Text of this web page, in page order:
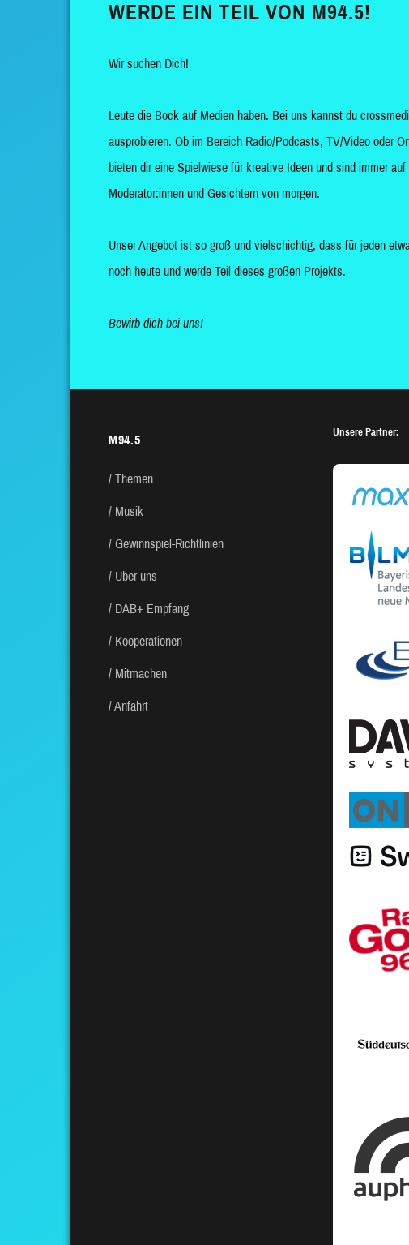
WERDE EIN TEIL VON M94.5!
Wir suchen Dich!
Leute die Bock auf Medien haben. Bei uns kannst du
ausprobieren. Ob im Bereich Radio/Podcasts, TV/Video oder
bieten dir eine Spielwiese für kreative Ideen und sind immer
Moderator:innen und Gesichtern von morgen.
Unser Angebot ist so groß und vielschichtig, dass für jeden
noch heute und werde Teil dieses großen Projekts.
Bewirb dich bei uns!
M94.5
Themen
Musik
Gewinnspiel-Richtlinien
Über uns
DAB+ Empfang
Kooperationen
Mitmachen
Anfahrt
Unsere Partner: